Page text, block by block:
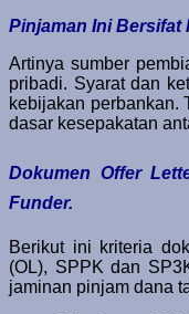
Pinjaman Ini Bersifat
Artinya sumber
pribadi. Syarat dan
kebijakan perbankan.
dasar kesepakatan
Dokumen Offer
Funder.
Berikut ini kriteria
(OL), SPPK dan
jaminan pinjam dana